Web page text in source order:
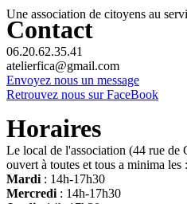
Une association de citoyens au
Contact
06.20.62.35.41
atelierfica@gmail.com
Envoyez nous un message
Retrouvez nous sur FaceBook
Horaires
Le local de l'association (44 rue de
ouvert à toutes et tous a minima les :
Mardi : 14h-17h30
Mercredi : 14h-17h30